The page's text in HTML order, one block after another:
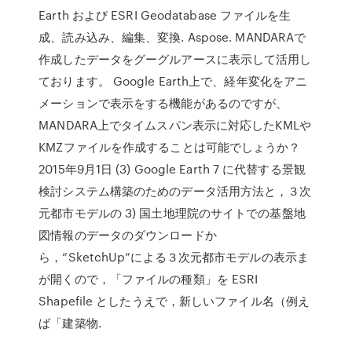
Earth および ESRI Geodatabase ファイルを生
成、読み込み、編集、変換. Aspose. MANDARAで
作成したデータをグーグルアースに表示して活用し
ております。 Google Earth上で、経年変化をアニ
メーションで表示をする機能があるのですが、
MANDARA上でタイムスパン表示に対応したKMLや
KMZファイルを作成することは可能でしょうか？
2015年9月1日 (3) Google Earth 7 に代替する景観
検討システム構築のためのデータ活用方法と，３次
元都市モデルの 3) 国土地理院のサイトでの基盤地
図情報のデータのダウンロードか
ら，“SketchUp”による３次元都市モデルの表示ま
が開くので，「ファイルの種類」を ESRI
Shapefile としたうえで，新しいファイル名（例え
ば「建築物.